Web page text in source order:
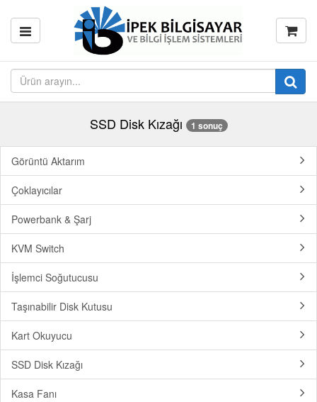
SSD Disk Kızağı 1 sonuç
Görüntü Aktarım
Çoklayıcılar
Powerbank & Şarj
KVM Switch
İşlemci Soğutucusu
Taşınabilir Disk Kutusu
Kart Okuyucu
SSD Disk Kızağı
Kasa Fanı